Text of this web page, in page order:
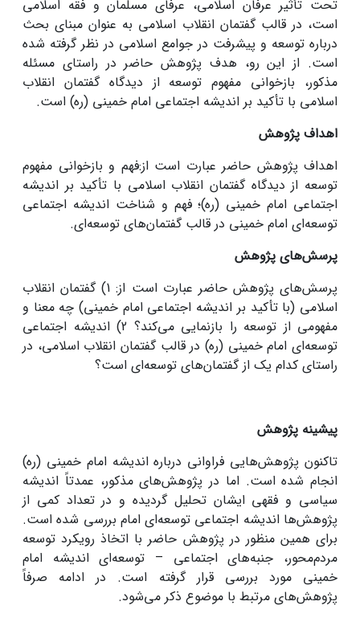
تحت تأثیر عرفان اسلامی، عرفای مسلمان و فقه اسلامی
است، در قالب گفتمان انقلاب اسلامی به عنوان مبنای بحث
درباره توسعه و پیشرفت در جوامع اسلامی در نظر گرفته شده
است. از این ‌رو، هدف پژوهش حاضر در راستای مسئله
مذکور، بازخوانی مفهوم توسعه از دیدگاه گفتمان انقلاب
اسلامی با تأکید بر اندیشه اجتماعی امام خمینی (ره) است.
اهداف پژوهش
اهداف پژوهش حاضر عبارت است از:فهم و بازخوانی مفهوم
توسعه از دیدگاه گفتمان انقلاب اسلامی با تأکید بر اندیشه
اجتماعی امام خمینی (ره)؛ فهم و شناخت اندیشه اجتماعی
توسعه‌ای امام خمینی در قالب گفتمان‌های توسعه‌ای.
پرسش‌های پژوهش
پرسش‌های پژوهش حاضر عبارت است از: 1) گفتمان انقلاب
اسلامی (با تأکید بر اندیشه اجتماعی امام خمینی) چه معنا و
مفهومی از توسعه را بازنمایی می‌کند؟ 2) اندیشه اجتماعی
توسعه‌ای امام خمینی (ره) در قالب گفتمان انقلاب اسلامی، در
راستای کدام یک از گفتمان‌های توسعه‌ای است؟
پیشینه پژوهش
تاکنون پژوهش‌هایی فراوانی درباره اندیشه امام خمینی (ره)
انجام شده است. اما در پژوهش‌های مذکور، عمدتاً اندیشه
سیاسی و فقهی ایشان تحلیل گردیده و در تعداد کمی از
پژوهش‌ها اندیشه اجتماعی توسعه‌ای امام بررسی شده است.
برای همین منظور در پژوهش حاضر با اتخاذ رویکرد توسعه
مردم‌محور، جنبه‌های اجتماعی – توسعه‌ای اندیشه امام
خمینی مورد بررسی قرار گرفته است. در ادامه صرفاً
پژوهش‌های مرتبط با موضوع ذکر می‌شود.